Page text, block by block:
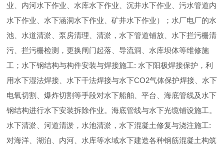
业、内河水下作业、水库水下作业、沉井水下作业、污水管道内
水下作业、水下涵洞水下作业、矿井水下作业）；水厂电厂的水
池、水道清淤、泵房清理、清淤，水下管道铺放、水下拦污栅清
污、拦污栅检测，更换闸门起落、导流洞、水库坝体等维修施
工；水下钢结构与构件安装与焊接施工: 水下阳极焊接保护，利
用水下湿法焊接、水下干法焊接与水下CO2气体保护焊接、水下
电氧切割、爆炸切割等手段对水下船舶、平台、海底管线及水下
钢结构进行水下安装拆除作业。海底管线与水下光缆铺设施工。
水下清淤、河道清淤，水池清淤，水下混凝土修复与浇注施工:
对海洋、湖泊、内河、水库等水域水下建造各种钢筋混凝土构筑